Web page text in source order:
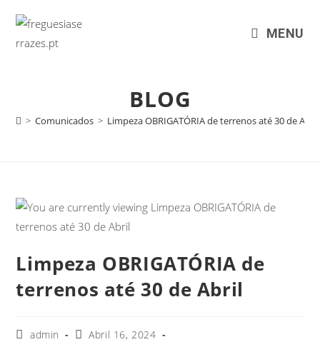
MENU
BLOG
> Comunicados > Limpeza OBRIGATÓRIA de terrenos até 30 de Abril
Limpeza OBRIGATÓRIA de
terrenos até 30 de Abril
admin
Abril 16, 2024